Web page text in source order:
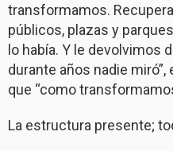
transformamos.
públicos, plazas y
lo había. Y le devolvimos
durante años nadie
que “como
La estructura presente;